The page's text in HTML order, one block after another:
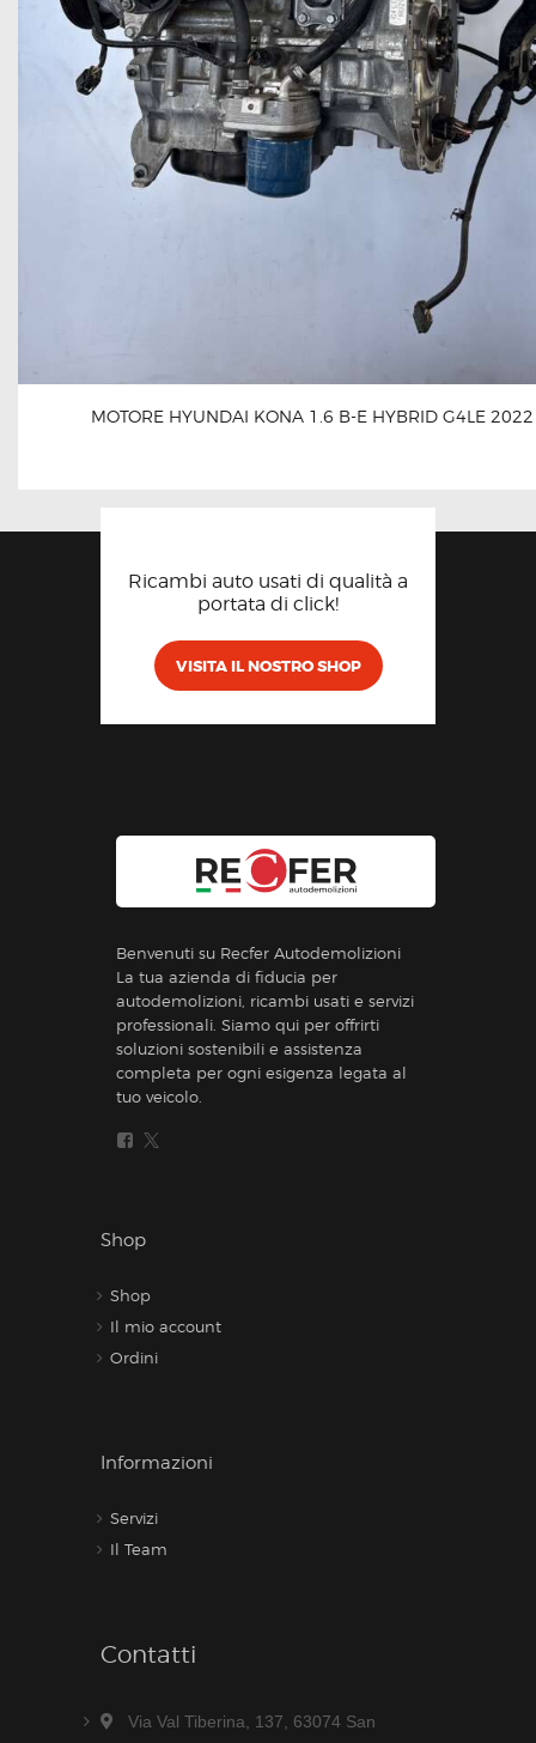
MOTORE HYUNDAI KONA 1.6 B-E HYBRID G4LE
Ricambi auto usati di qualità a
portata di click!
VISITA IL NOSTRO SHOP
Benvenuti su Recfer Autodemolizioni
La tua azienda di fiducia per
autodemolizioni, ricambi usati e servizi
professionali. Siamo qui per offrirti
soluzioni sostenibili e assistenza
completa per ogni esigenza legata al
tuo veicolo.
Shop
Shop
Il mio account
Ordini
Informazioni
Servizi
Il Team
Contatti
Via Val Tiberina, 137, 63074 San